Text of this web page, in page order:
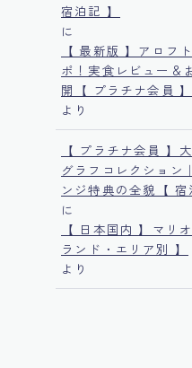
宿泊記 】
に
【 最新版 】アロフ
ポ！実食レビュー＆
開【 プラチナ会員 】
より
【 プラチナ会員 】
グラフコレクション
ンジ特典の全貌【 宿
に
【 日本国内 】マリ
ランド・エリア別 】
より